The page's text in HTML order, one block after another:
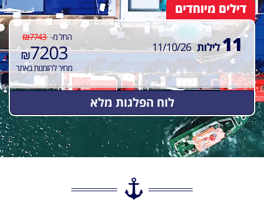
דילים מיוחדים
11לילות 11/10/26
החל מ- ₪7743
₪7203
מחיר להזמנות באתר
לוח הפלגות מלא